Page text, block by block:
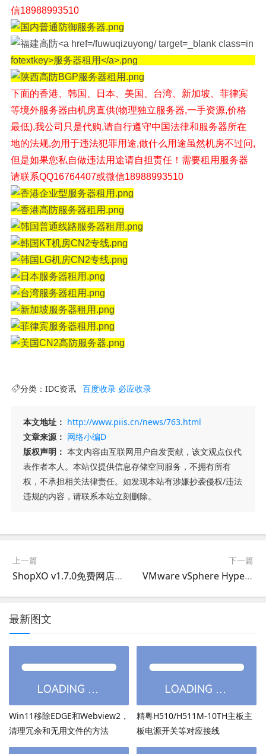
信18988993510
下面的香港、韩国、日本、美国、台湾、新加坡、菲律宾
等境外服务器由机房直供(物理独立服务器,一手资源,价格
最低),我公司只是代购,请自行遵守中国法律和服务器所在
地的法规,勿用于违法犯罪用途,做什么用途虽然机房不过问,
但是如果您私自做违法用途请自担责任！ 需要租用服务器
请联系QQ16764407或微信18988993510
分类： IDC资讯 百度收录 必应收录
本文地址： http://www.piis.cn/news/763.html
文章来源： 网络小编D
版权声明： 本文内容由互联网用户自发贡献，该文观点仅代
表作者本人。本站仅提供信息存储空间服务，不拥有所有
权，不承担相关法律责任。如发现本站有涉嫌抄袭侵权/违法
违规的内容，请联系本站立刻删除。
上一篇
ShopXO v1.7.0免费网店系统下载,企业级 B2C 免费开源商城系统
下一篇
VMware vSphere Hypervisor (ESXi) Offline Bundle,update-from-esxi6.7-6.7_update03
最新图文
Win11移除EDGE和Webview2，
清理冗余和无用文件的方法
精粤H510/H511M-10TH主板主
板电源开关等对应接线